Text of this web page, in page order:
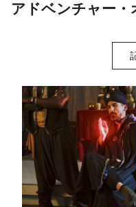
アドベンチャー